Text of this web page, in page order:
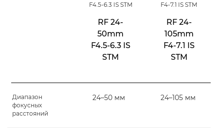
F4.5-6.3 IS STM
RF 24-
50mm
F4.5-6.3 IS
STM
F4-7.1 IS STM
RF 24-
105mm
F4-7.1 IS
STM
Диапазон
фокусных
расстояний
24–50 мм 24–105 мм